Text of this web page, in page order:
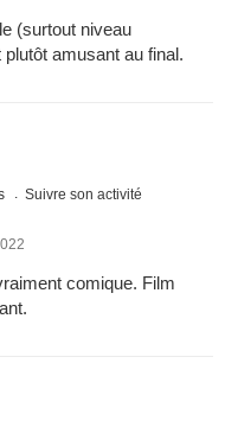
(surtout niveau
amusant au final.
Suivre son activité
comique. Film